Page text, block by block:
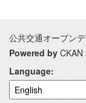
公共交通オープン
Powered by CKAN
Language